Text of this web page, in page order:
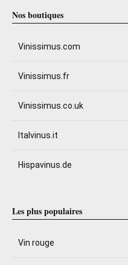
Nos boutiques
Vinissimus.com
Vinissimus.fr
Vinissimus.co.uk
Italvinus.it
Hispavinus.de
Les plus populaires
Vin rouge